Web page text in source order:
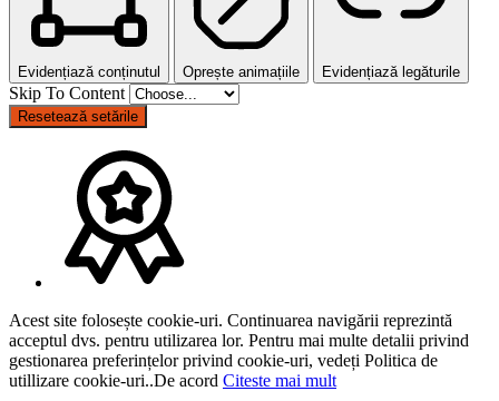
Evidențiază conținutul Oprește animațiile Evidențiază legăturile
Skip To Content
Resetează setările
Acest site folosește cookie-uri. Continuarea navigării reprezintă
acceptul dvs. pentru utilizarea lor. Pentru mai multe detalii privind
gestionarea preferințelor privind cookie-uri, vedeți Politica de
utillizare cookie-uri..De acord Citeste mai mult